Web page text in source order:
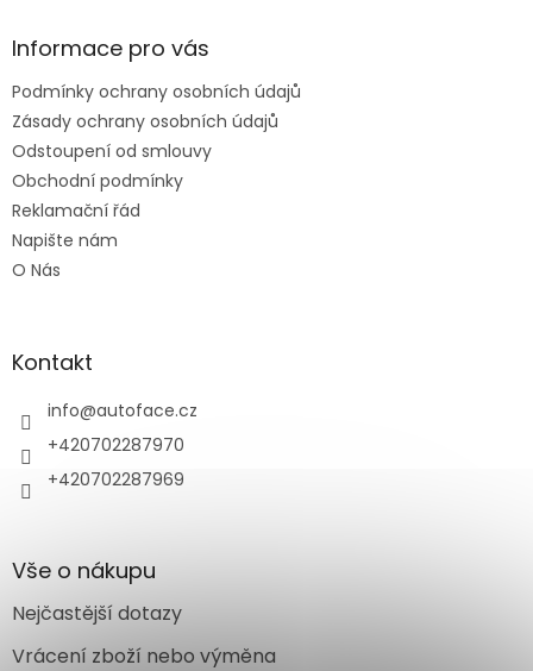
aInformace pro vás
Podmínky ochrany osobních údajů
Zásady ochrany osobních údajů
Odstoupení od smlouvy
Obchodní podmínky
Reklamační řád
Napište nám
O Nás
Kontakt
info@autoface.cz
+420702287970
+420702287969
Vše o nákupu
Nejčastější dotazy
Vrácení zboží nebo výměna